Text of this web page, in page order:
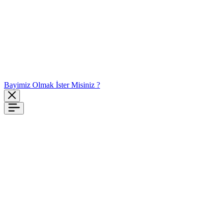
Bayimiz Olmak İster Misiniz ?